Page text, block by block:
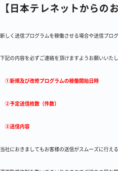
【日本テレネットからの
新しく送信プログラムを稼働させる場合や送信プロ
下記の内容を必ずご連絡を頂けますようお願いいたし
①新規及び改修プログラムの稼働開始日時
②予定送信枚数（件数）
③送信内容
当社におきましてもお客様の送信がスムーズに行え